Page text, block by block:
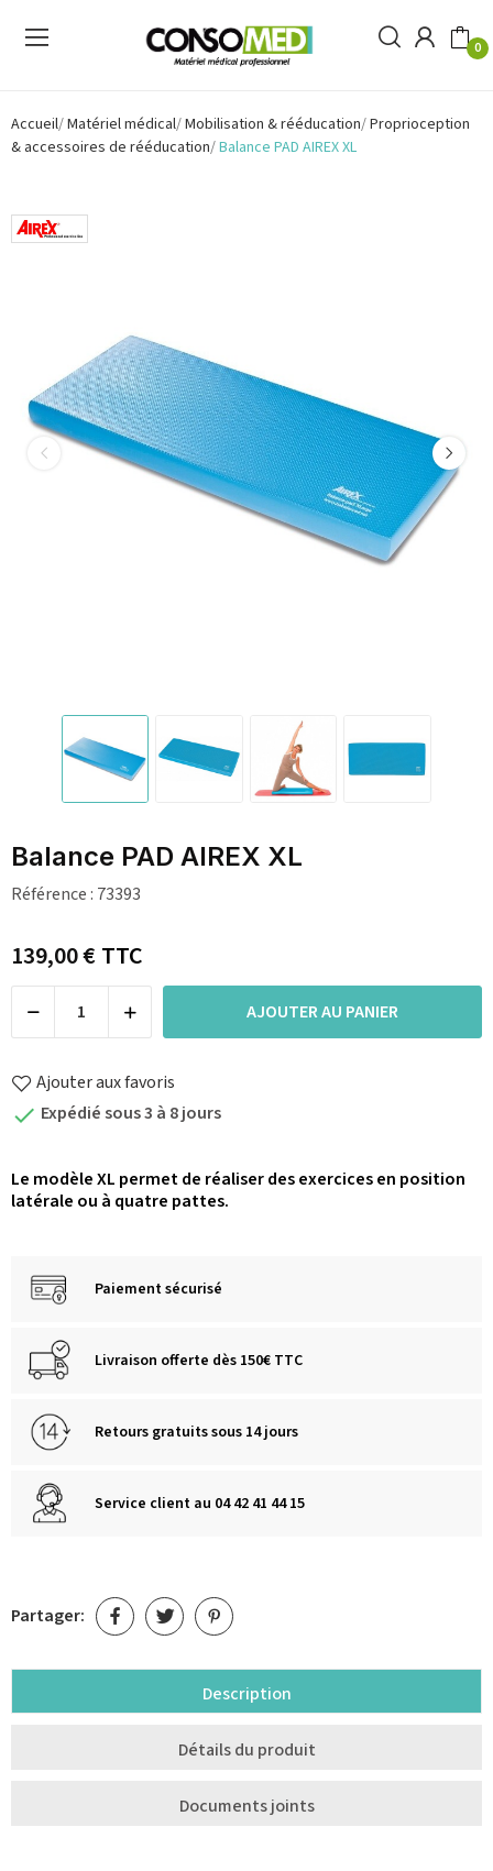
0
Accueil Matériel médical Mobilisation & rééducation Proprioception
& accessoires de rééducation Balance PAD AIREX XL
Balance PAD AIREX XL
Référence : 73393
139,00 €TTC
AJOUTER AU PANIER
Ajouter aux favoris
 Expédié sous 3 à 8 jours
Le modèle XL permet de réaliser des exercices en position
latérale ou à quatre pattes.
Paiement sécurisé
Livraison offerte dès 150€ TTC
Retours gratuits sous 14 jours
Service client au 04 42 41 44 15
Partager:
Description
Détails du produit
Documents joints